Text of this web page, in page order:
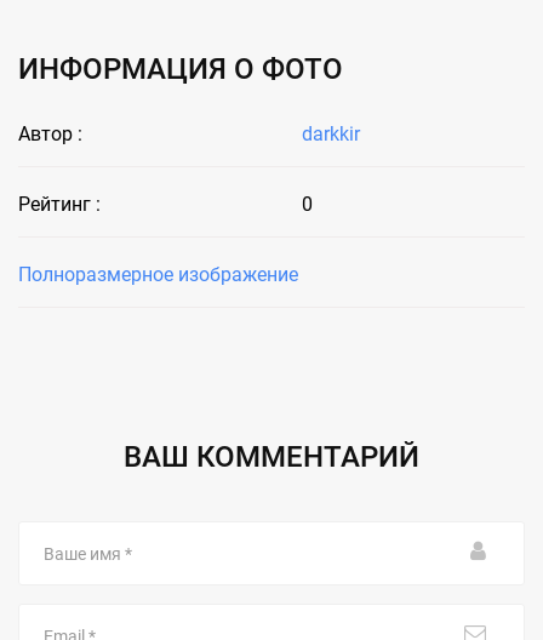
ИНФОРМАЦИЯ О ФОТО
Автор : darkkir
Рейтинг : 0
Полноразмерное изображение
ВАШ КОММЕНТАРИЙ
имя